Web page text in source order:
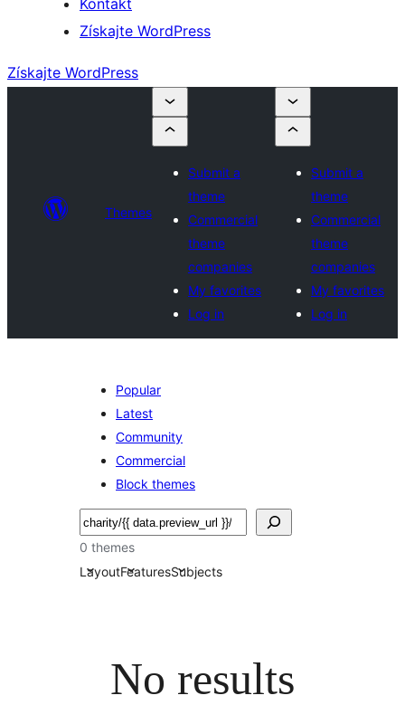
Kontakt
Získajte WordPress
Získajte WordPress
Themes
Submit a
theme
Commercial
theme
companies
My favorites
Log in
Submit a
theme
Commercial
theme
companies
My favorites
Log in
Popular
Latest
Community
Commercial
Block themes
Hľadať
0 themes
LayoutFeaturesSubjects
No results